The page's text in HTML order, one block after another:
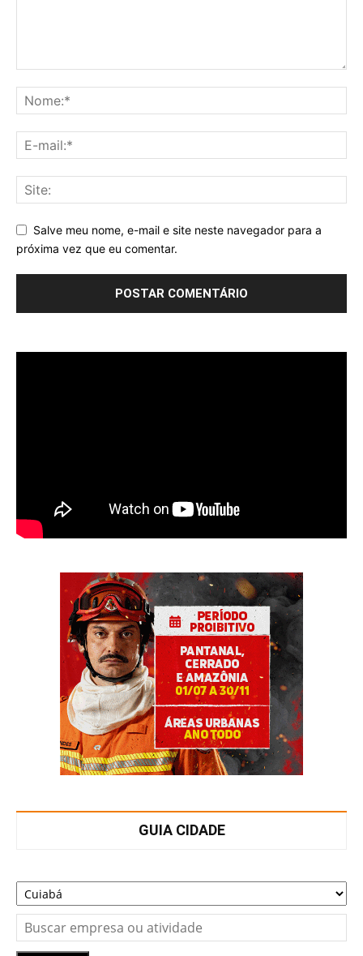
Salve meu nome, e-mail e site neste navegador para a
próxima vez que eu comentar.
GUIA CIDADE